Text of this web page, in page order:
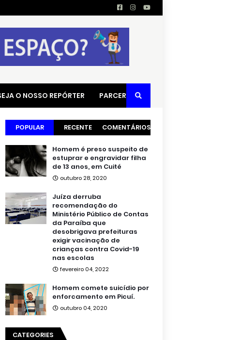
O NOSSO REPÓRTER PARCERIAS
POPULAR RECENTE COMENTÁRIOS
Homem é preso suspeito de
estuprar e engravidar filha
de 13 anos, em Cuité
outubro 28, 2020
Juíza derruba
recomendação do
Ministério Público de Contas
da Paraíba que
desobrigava prefeituras
exigir vacinação de
crianças contra Covid-19
nas escolas
fevereiro 04, 2022
Homem comete suicídio por
enforcamento em Picuí.
outubro 04, 2020
CATEGORIES